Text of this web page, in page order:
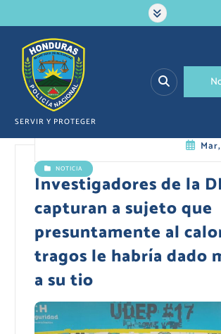
a
SERVIR Y PROTEGER
N
NOTICIA
Investigadores de la
capturan a sujeto que
presuntamente al
tragos le habría dado
a su tio